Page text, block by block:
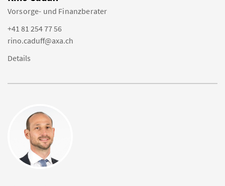
Vorsorge- und Finanzberater
+41 81 254 77 56
rino.caduff@axa.ch
Details